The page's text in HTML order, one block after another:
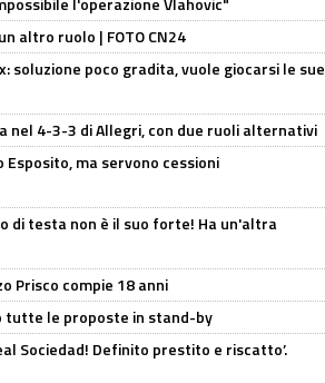
altro ruolo | FOTO CN24
soluzione poco gradita, vuole giocarsi le sue
nel 4-3-3 di Allegri, con due ruoli alternativi
ma servono cessioni
di testa non è il suo forte! Ha un'altra
Prisco compie 18 anni
tutte le proposte in stand-by
Sociedad! Definito prestito e riscatto’.